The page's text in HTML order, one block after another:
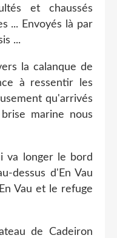
et chaussés
... Envoyés là par
...
la calanque de
à ressentir les
qu'arrivés
marine nous
va longer le bord
dessus d'En Vau
Vau et le refuge
de Cadeiron